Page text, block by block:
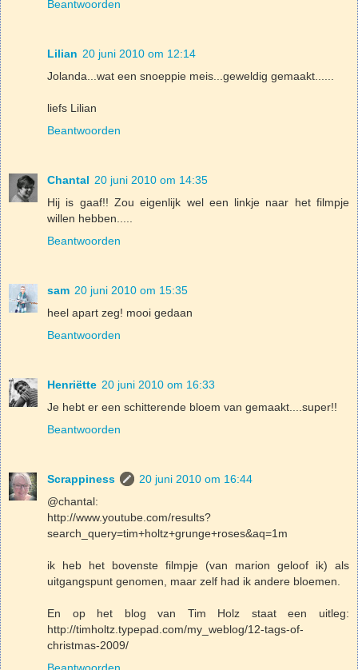
Beantwoorden
Lilian 20 juni 2010 om 12:14
Jolanda...wat een snoeppie meis...geweldig gemaakt......
liefs Lilian
Beantwoorden
Chantal 20 juni 2010 om 14:35
Hij is gaaf!! Zou eigenlijk wel een linkje naar het filmpje
willen hebben.....
Beantwoorden
sam 20 juni 2010 om 15:35
heel apart zeg! mooi gedaan
Beantwoorden
Henriëtte 20 juni 2010 om 16:33
Je hebt er een schitterende bloem van gemaakt....super!!
Beantwoorden
Scrappiness
20 juni 2010 om 16:44
@chantal:
http://www.youtube.com/results?
search_query=tim+holtz+grunge+roses&aq=1m
ik heb het bovenste filmpje (van marion geloof ik) als
uitgangspunt genomen, maar zelf had ik andere bloemen.
En op het blog van Tim Holz staat een uitleg:
http://timholtz.typepad.com/my_weblog/12-tags-of-
christmas-2009/
Beantwoorden